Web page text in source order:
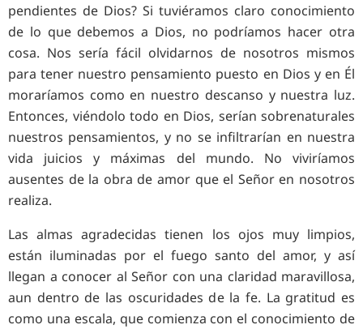
pendientes de Dios? Si tuviéramos claro conocimiento
de lo que debemos a Dios, no podríamos hacer otra
cosa. Nos sería fácil olvidarnos de nosotros mismos
para tener nuestro pensamiento puesto en Dios y en Él
moraríamos como en nuestro descanso y nuestra luz.
Entonces, viéndolo todo en Dios, serían sobrenaturales
nuestros pensamientos, y no se infiltrarían en nuestra
vida juicios y máximas del mundo. No viviríamos
ausentes de la obra de amor que el Señor en nosotros
realiza.
Las almas agradecidas tienen los ojos muy limpios,
están iluminadas por el fuego santo del amor, y así
llegan a conocer al Señor con una claridad maravillosa,
aun dentro de las oscuridades de la fe. La gratitud es
como una escala, que comienza con el conocimiento de